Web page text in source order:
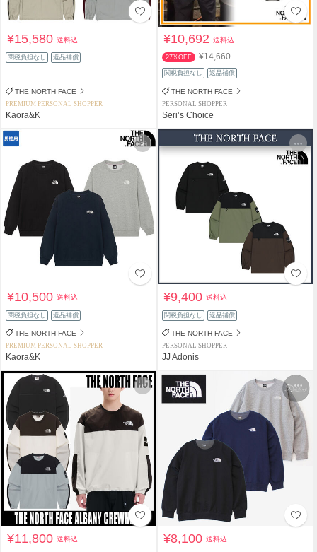
¥15,580送料込
関税負担なし 返品補償
THE NORTH FACE
PREMIUM PERSONAL SHOPPER
Kaora&K
¥10,692送料込
27%OFF ¥14,660
関税負担なし 返品補償
THE NORTH FACE
PERSONAL SHOPPER
Seri’s Choice
¥10,500送料込
関税負担なし 返品補償
THE NORTH FACE
PREMIUM PERSONAL SHOPPER
Kaora&K
¥9,400送料込
関税負担なし 返品補償
THE NORTH FACE
PERSONAL SHOPPER
JJ Adonis
¥11,800送料込 ¥8,100送料込